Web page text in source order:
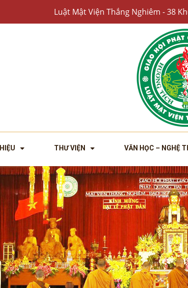
Luật Mật Viện Thắng Nghiêm - 38
THƯ VIỆN VĂN HỌC – NGHỆ